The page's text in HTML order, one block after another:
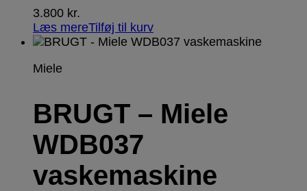
3.800 kr.
Læs mereTilføj til kurv
Miele
BRUGT – Miele
WDB037
vaskemaskine